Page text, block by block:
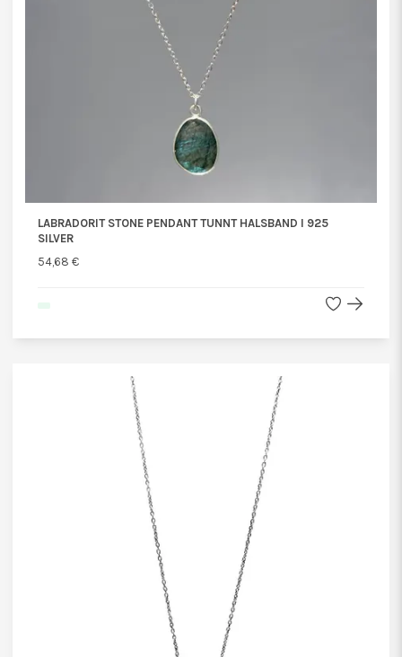
LABRADORIT STONE PENDANT TUNNT HALSBAND I 925
SILVER
54,68 €